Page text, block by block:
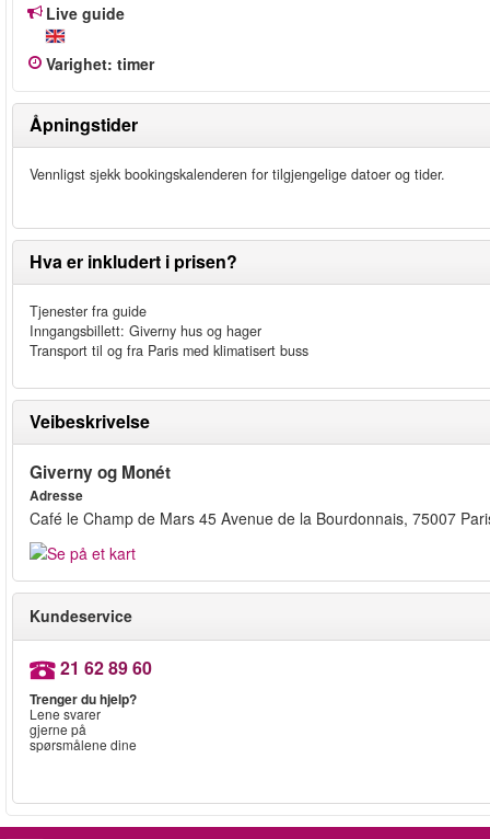
Live guide
Varighet: timer
Åpningstider
Vennligst sjekk bookingskalenderen for tilgjengelige datoer og tider.
Hva er inkludert i prisen?
Tjenester fra guide
Inngangsbillett: Giverny hus og hager
Transport til og fra Paris med klimatisert buss
Veibeskrivelse
Giverny og Monét
Adresse
Café le Champ de Mars 45 Avenue de la Bourdonnais, 75007
Kundeservice
21 62 89 60
Trenger du hjelp?
Lene svarer
gjerne på
spørsmålene dine